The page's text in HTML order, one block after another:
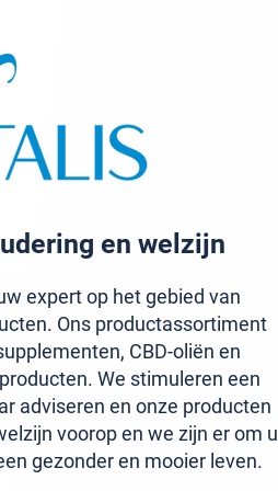
en welzijn
expert op het gebied van
Ons productassortiment
CBD-oliën en
We stimuleren een
adviseren en onze producten
voorop en we zijn er om u
gezonder en mooier leven.